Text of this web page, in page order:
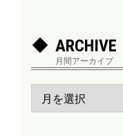
ARCHIVE
月間アーカイブ